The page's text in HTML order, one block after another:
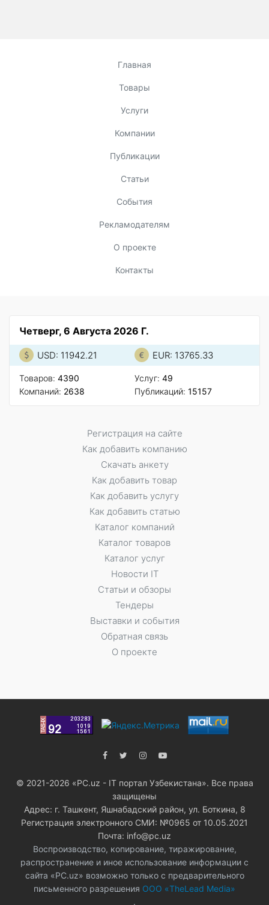
Главная
Товары
Услуги
Компании
Публикации
Статьи
События
Рекламодателям
О проекте
Контакты
Четверг, 6 Августа 2026 Г.
USD: 11942.21 EUR: 13765.33
Товаров: 4390
Компаний: 2638
Услуг: 49
Публикаций: 15157
Регистрация на сайте
Как добавить компанию
Скачать анкету
Как добавить товар
Как добавить услугу
Как добавить статью
Каталог компаний
Каталог товаров
Каталог услуг
Новости IT
Статьи и обзоры
Тендеры
Выставки и события
Обратная связь
О проекте
© 2021-2026 «PC.uz - IT портал Узбекистана». Все права
защищены
Адрес: г. Ташкент, Яшнабадский район, ул. Боткина, 8
Регистрация электронного СМИ: №0965 от 10.05.2021
Почта: info@pc.uz
Воспроизводство, копирование, тиражирование,
распространение и иное использование информации с
сайта «PC.uz» возможно только с предварительного
письменного разрешения ООО «TheLead Media»
.